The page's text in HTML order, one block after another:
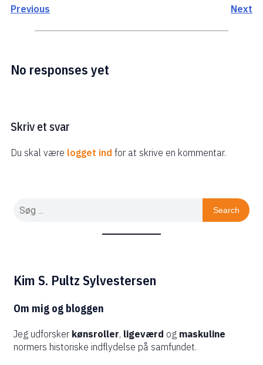
Previous Next
No responses yet
Skriv et svar
Du skal være logget ind for at skrive en kommentar.
Search
Kim S. Pultz Sylvestersen
Om mig og bloggen
Jeg udforsker kønsroller, ligeværd og maskuline
normers historiske indflydelse på samfundet.